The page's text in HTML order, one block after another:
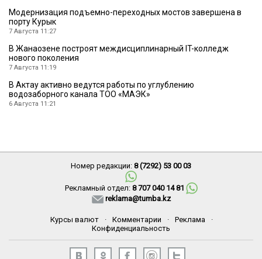
Модернизация подъемно-переходных мостов завершена в
порту Курык
7 Августа 11:27
В Жанаозене построят междисциплинарный IT-колледж
нового поколения
7 Августа 11:19
В Актау активно ведутся работы по углублению
водозаборного канала ТОО «МАЭК»
6 Августа 11:21
Номер редакции: 8 (7292) 53 00 03
Рекламный отдел: 8 707 040 14 81
reklama@tumba.kz
Курсы валют · Комментарии · Реклама
·
Конфиденциальность